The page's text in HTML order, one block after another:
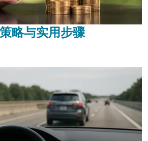
略与实用步骤